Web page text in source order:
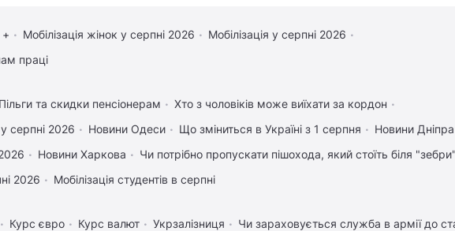
+ Мобілізація жінок у серпні 2026
Мобілізація у серпні 2026
праці
Пільги та скидки пенсіонерам
Хто з чоловіків може виїхати за кордон
серпні 2026
Новини Одеси Що зміниться в Україні з 1 серпня
Новини Дніпра
Новини Харкова Чи потрібно пропускати пішохода, який стоїть біля "зебри"
2026
Мобілізація студентів в серпні
Курс євро Курс валют Укрзалізниця Чи зараховується служба в армії до